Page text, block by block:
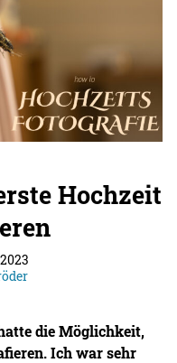
Hochzeit
die Möglichkeit,
Ich war sehr